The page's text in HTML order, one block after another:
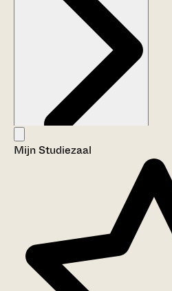
Aanwijzingen voor de gebruiker
Mijn Studiezaal